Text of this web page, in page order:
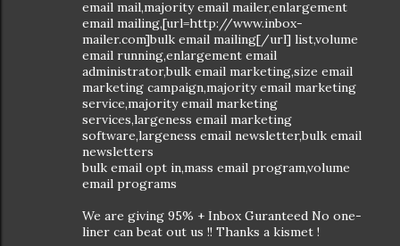
email mail,majority email mailer,enlargement
email mailing,[url=http://www.inbox-
mailer.com]bulk email mailing[/url] list,volume
email running,enlargement email
administrator,bulk email marketing,size email
marketing campaign,majority email marketing
service,majority email marketing
services,largeness email marketing
software,largeness email newsletter,bulk email
newsletters
bulk email opt in,mass email program,volume
email programs
We are giving 95% + Inbox Guranteed No one-
liner can beat out us !! Thanks a kismet !